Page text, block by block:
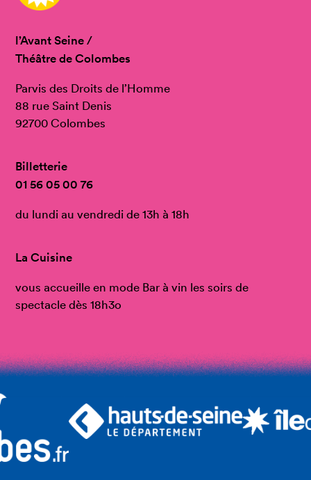
l’Avant Seine /
Théâtre de Colombes
Parvis des Droits de l’Homme
88 rue Saint Denis
92700 Colombes
Billetterie
01 56 05 00 76
du lundi au vendredi de 13h à 18h
La Cuisine
vous accueille en mode Bar à vin les soirs de
spectacle dès 18h3o